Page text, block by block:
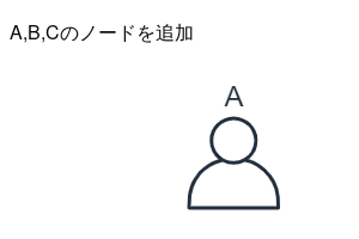
A,B,Cのノードを追加